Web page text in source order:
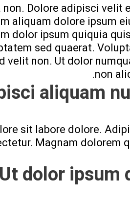
Dolore adipisci
aliquam dolore ipsum
dolor ipsum quiquia
sed quaerat.
velit non. Ut dolor
non
aliquam
sit labore dolore.
Magnam dolorem
Ut dolor ipsum